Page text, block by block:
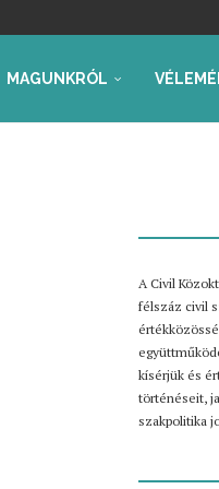
– Értékelés...
MAGUNKRÓL
A Civil
félszáz civil
kísérjük és
történéseit,
szakpolitika